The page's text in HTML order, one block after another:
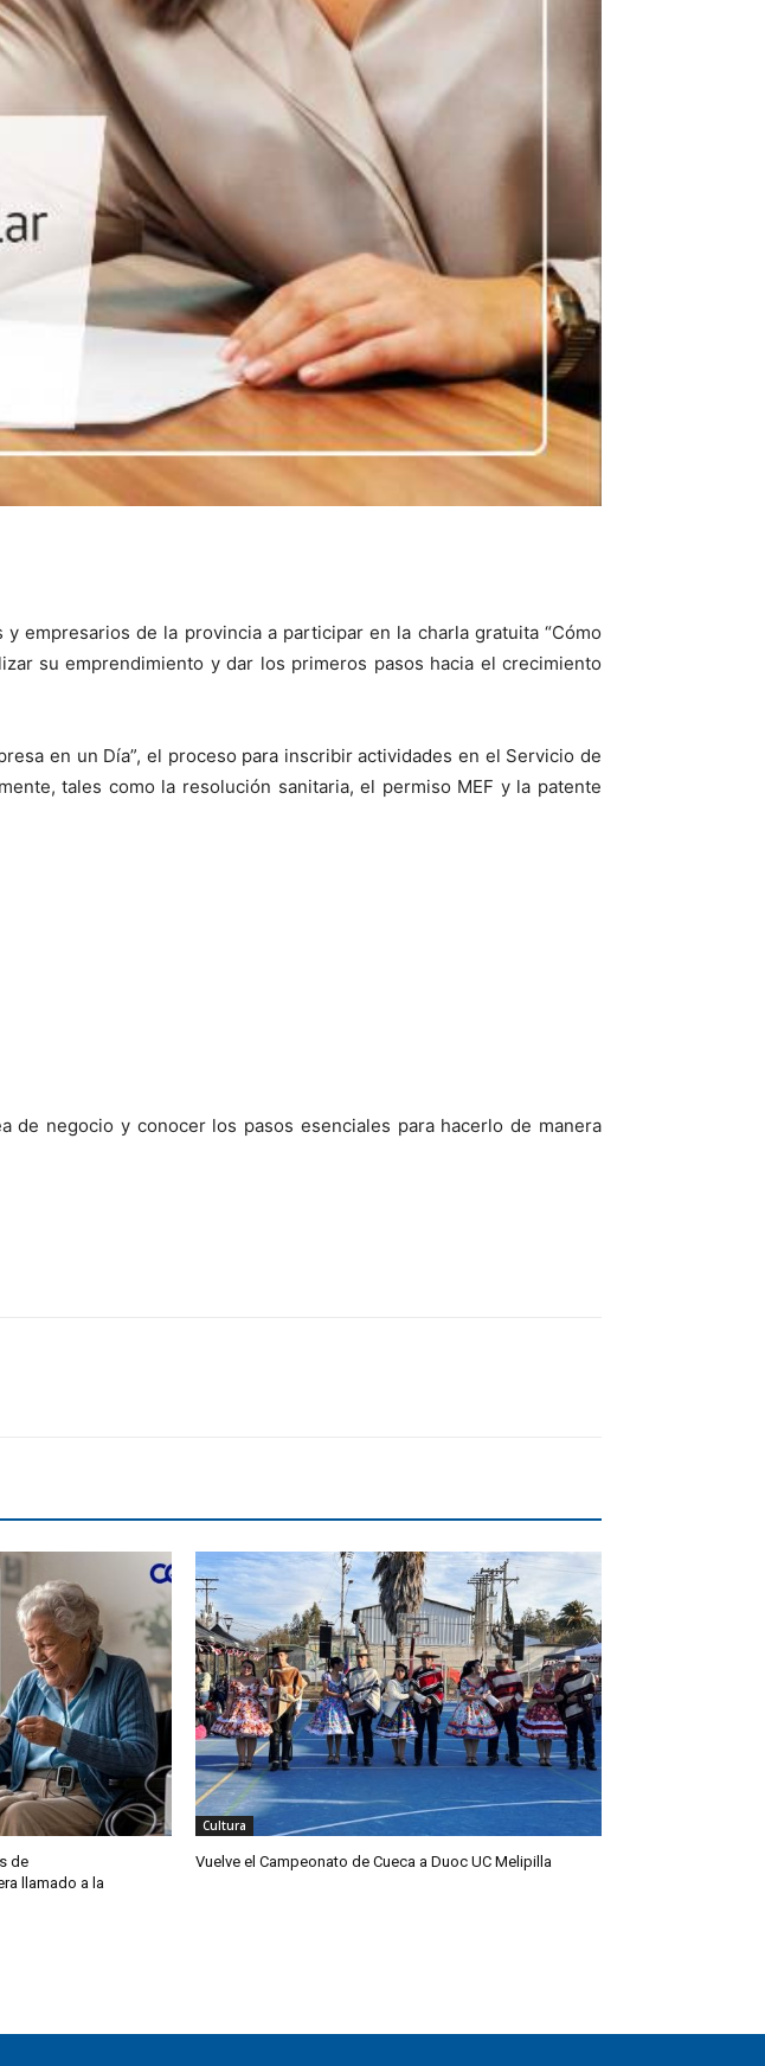
empresarios de la provincia a participar en la charla gratuita “Cómo
su emprendimiento y dar los primeros pasos hacia el crecimiento
en un Día”, el proceso para inscribir actividades en el Servicio de
tales como la resolución sanitaria, el permiso MEF y la patente
de negocio y conocer los pasos esenciales para hacerlo de manera
de
llamado a la
Cultura
Vuelve el Campeonato de Cueca a Duoc UC Melipilla